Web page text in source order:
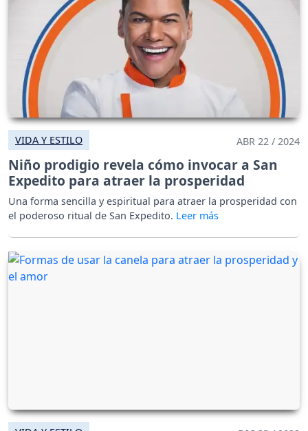
VIDA Y ESTILO ABR 22 / 2024
Niño prodigio revela cómo invocar a San
Expedito para atraer la prosperidad
Una forma sencilla y espiritual para atraer la prosperidad con
el poderoso ritual de San Expedito.